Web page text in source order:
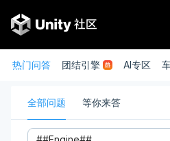
热门问答 团结引擎 AI专区
全部问题 等你来答